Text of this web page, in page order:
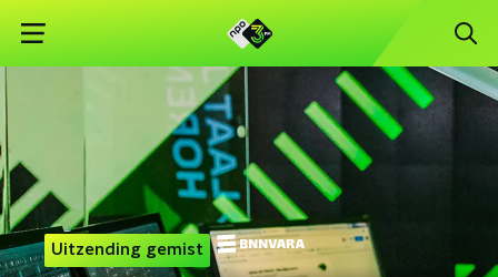
Uitzending gemist